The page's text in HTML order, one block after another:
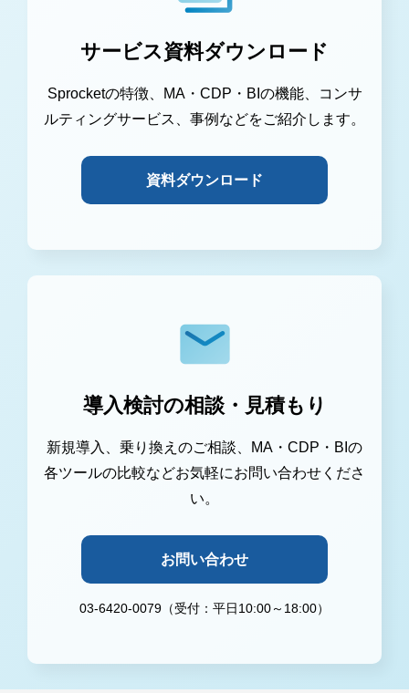
サービス資料ダウンロード
Sprocketの特徴、MA・CDP・BIの機能、コンサ
ルティングサービス、事例などをご紹介します。
資料ダウンロード
導入検討の相談・見積もり
新規導入、乗り換えのご相談、MA・CDP・BIの
各ツールの比較などお気軽にお問い合わせくださ
い。
お問い合わせ
03-6420-0079（受付：平日10:00～18:00）